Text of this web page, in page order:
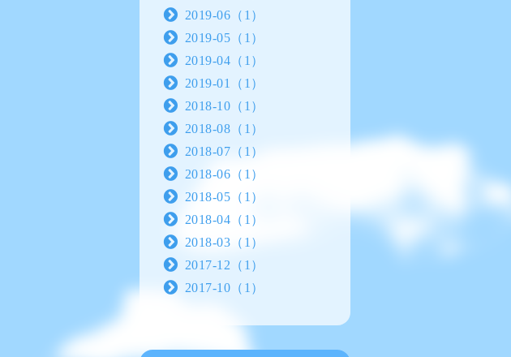
2019-06（1）
2019-05（1）
2019-04（1）
2019-01（1）
2018-10（1）
2018-08（1）
2018-07（1）
2018-06（1）
2018-05（1）
2018-04（1）
2018-03（1）
2017-12（1）
2017-10（1）